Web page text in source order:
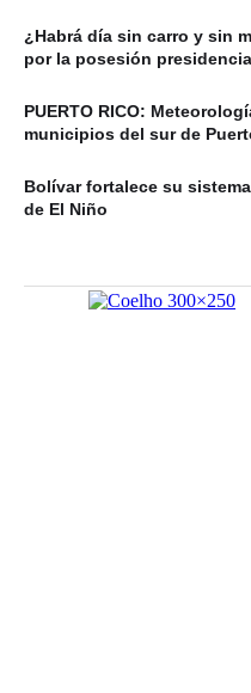
¿Habrá día sin carro y sin
por la posesión
PUERTO RICO:
municipios del sur de
Bolívar fortalece su
de El Niño